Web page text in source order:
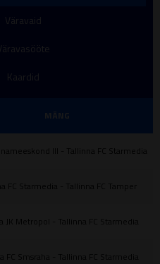
Väravaid
Kaardid
MÄNG
III - Tallinna FC Starmedia
FC Starmedia - Tallinna FC Tamper
JK Metropol - Tallinna FC Starmedia
FC Smsraha - Tallinna FC Starmedia